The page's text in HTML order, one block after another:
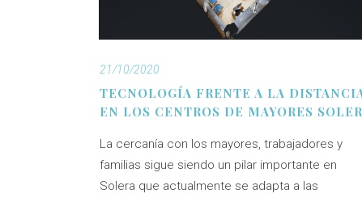
21/10/2020
TECNOLOGÍA FRENTE A LA
EN LOS CENTROS DE MAYORES
La cercanía con los mayores, trabajadores y
familias sigue siendo un pilar importante en
Solera que actualmente se adapta a las